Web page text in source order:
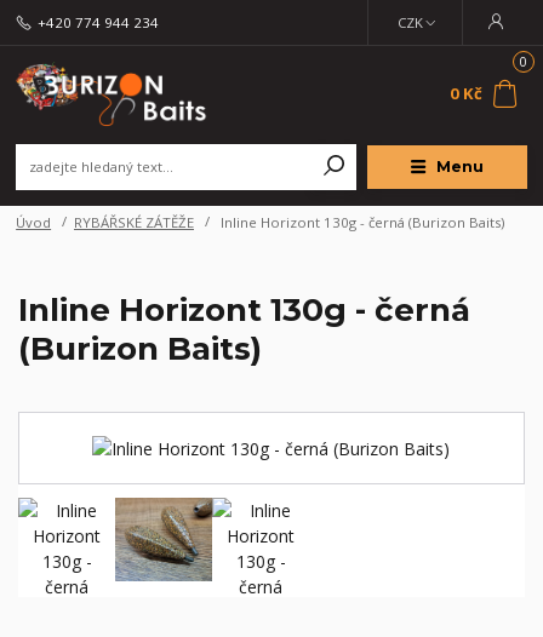
Menu
CZK
+420 774 944 234
0
0 Kč
Úvod RYBÁŘSKÉ ZÁTĚŽE Inline Horizont 130g - černá (Burizon Baits)
Inline Horizont 130g - černá
(Burizon Baits)